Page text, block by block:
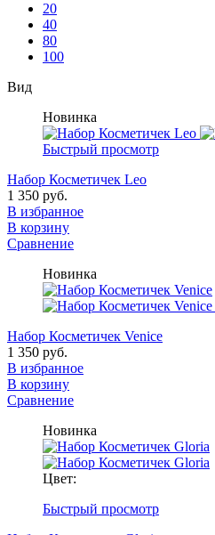
20
40
80
100
Вид
Новинка
Быстрый просмотр
Набор Косметичек Leo
1 350 руб.
В избранное
В корзину
Сравнение
Новинка
Набор Косметичек Venice
1 350 руб.
В избранное
В корзину
Сравнение
Новинка
Цвет:
Быстрый просмотр